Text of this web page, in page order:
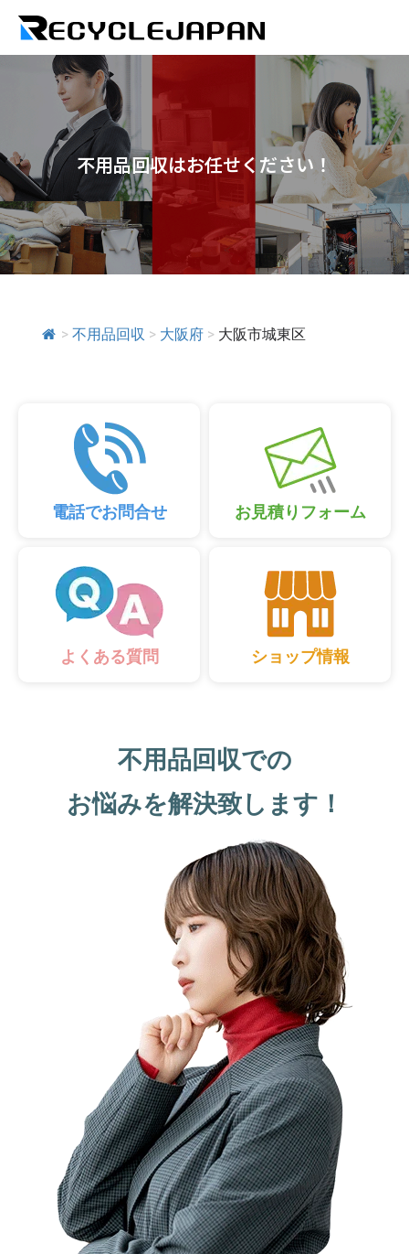
不用品回収はお任せください！
> 不用品回収 > 大阪府 > 大阪市城東区
電話でお問合せ お見積りフォーム
よくある質問 ショップ情報
不用品回収での
お悩みを解決致します！